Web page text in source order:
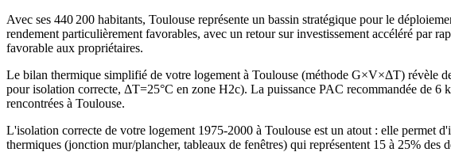
Avec ses 440 200 habitants, Toulouse représente un bassin stratégique pour le
rendement particulièrement favorables, avec un retour sur investissement accéléré par
favorable aux propriétaires.
Le bilan thermique simplifié de votre logement à Toulouse (méthode G×V×ΔT) révèle
pour isolation correcte, ΔT=25°C en zone H2c). La puissance PAC recommandée de
rencontrées à Toulouse.
L'isolation correcte de votre logement 1975-2000 à Toulouse est un atout : elle permet
thermiques (jonction mur/plancher, tableaux de fenêtres) qui représentent 15 à 25% des